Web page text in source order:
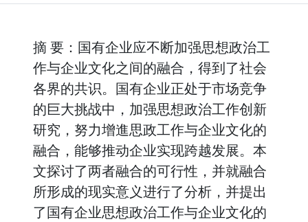
摘 要：国有企业应不断加强思想政治工
作与企业文化之间的融合，得到了社会
各界的共识。国有企业正处于市场竞争
的巨大挑战中，加强思想政治工作创新
研究，努力增進思政工作与企业文化的
融合，能够推动企业实现跨越发展。本
文探讨了两者融合的可行性，并就融合
所形成的现实意义进行了分析，并提出
了国有企业思想政治工作与企业文化的